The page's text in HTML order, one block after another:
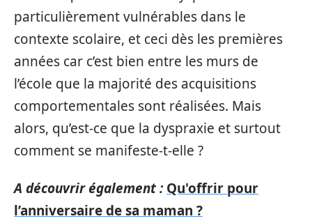
particulièrement vulnérables dans le
contexte scolaire, et ceci dès les premières
années car c’est bien entre les murs de
l’école que la majorité des acquisitions
comportementales sont réalisées. Mais
alors, qu’est-ce que la dyspraxie et surtout
comment se manifeste-t-elle ?
A découvrir également : Qu'offrir pour
l’anniversaire de sa maman ?